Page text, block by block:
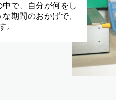
で、自分が何をし
期間のおかげで、
。